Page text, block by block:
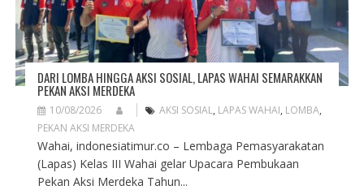
DARI LOMBA HINGGA AKSI SOSIAL, LAPAS WAHAI SEMARAKKAN
PEKAN AKSI MERDEKA
10/08/2026 AKSI SOSIAL, LAPAS WAHAI, LOMBA,
PEKAN AKSI MERDEKA
Wahai, indonesiatimur.co – Lembaga Pemasyarakatan
(Lapas) Kelas III Wahai gelar Upacara Pembukaan
Pekan Aksi Merdeka Tahun...